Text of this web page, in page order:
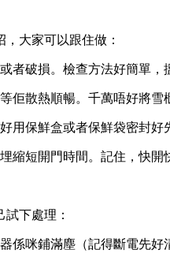
大家可以跟住做：
者破損。檢查方法好簡單
佢散熱順暢。千萬唔好將雪
用保鮮盒或者保鮮袋密封
縮短開門時間。記住，快開
下處理：
係咪鋪滿塵（記得斷電先